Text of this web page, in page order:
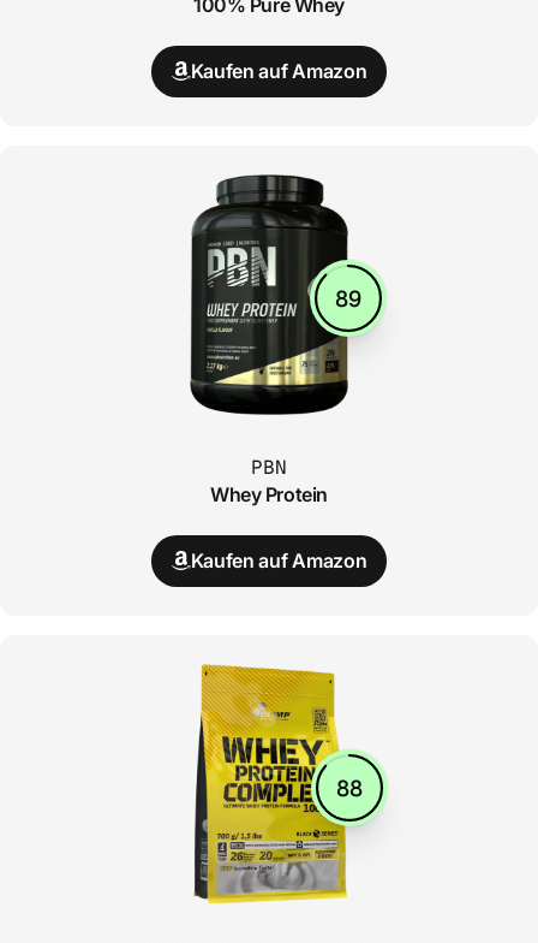
Kaufen auf Amazon
89
PBN
Whey Protein
Kaufen auf Amazon
88